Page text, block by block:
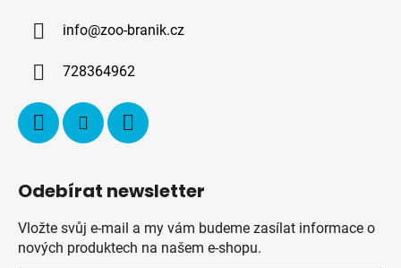
info@zoo-branik.cz
728364962
Odebírat newsletter
Vložte svůj e-mail a my vám budeme zasílat informace o
nových produktech na našem e-shopu.